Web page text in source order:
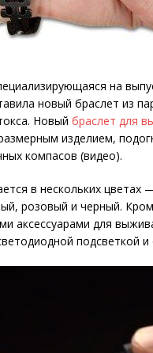
на
новый браслет из
Новый браслет для
изделием,
компасов (видео).
в нескольких
розовый и черный.
аксессуарами для
подсветкой